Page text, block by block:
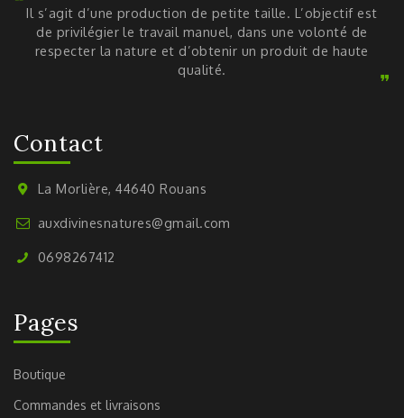
Il s’agit d’une production de petite taille. L’objectif est
de privilégier le travail manuel, dans une volonté de
respecter la nature et d’obtenir un produit de haute
qualité.
Contact
La Morlière, 44640 Rouans
auxdivinesnatures@gmail.com
0698267412
Pages
Boutique
Commandes et livraisons